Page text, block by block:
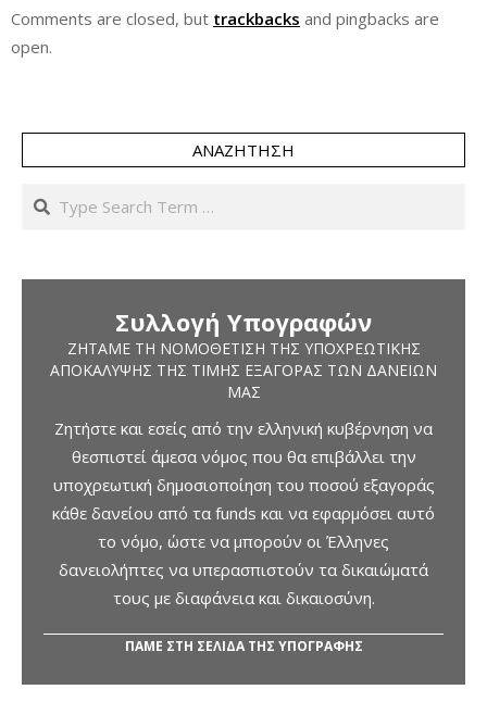
Comments are closed, but trackbacks and pingbacks are
open.
ΑΝΑΖΉΤΗΣΗ
Search
Συλλογή Υπογραφών
ΖΗΤΆΜΕ ΤΗ ΝΟΜΟΘΈΤΙΣΗ ΤΗΣ ΥΠΟΧΡΕΩΤΙΚΉΣ
ΑΠΟΚΆΛΥΨΗΣ ΤΗΣ ΤΙΜΉΣ ΕΞΑΓΟΡΆΣ ΤΩΝ ΔΑΝΕΊΩΝ
ΜΑΣ
Ζητήστε και εσείς από την ελληνική κυβέρνηση να
θεσπιστεί άμεσα νόμος που θα επιβάλλει την
υποχρεωτική δημοσιοποίηση του ποσού εξαγοράς
κάθε δανείου από τα funds και να εφαρμόσει αυτό
το νόμο, ώστε να μπορούν οι Έλληνες
δανειολήπτες να υπερασπιστούν τα δικαιώματά
τους με διαφάνεια και δικαιοσύνη.
ΠΑΜΕ ΣΤΗ ΣΕΛΙΔΑ ΤΗΣ ΥΠΟΓΡΑΦΗΣ